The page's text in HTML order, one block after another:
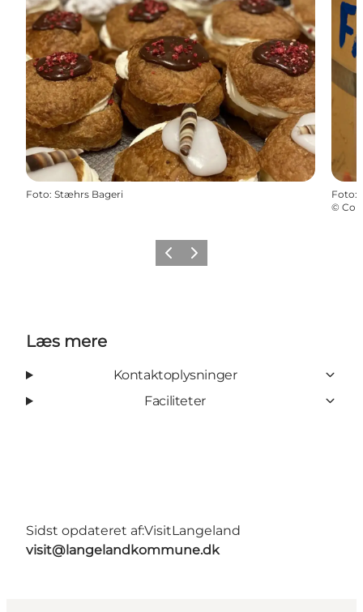
Foto: Stæhrs Bageri Foto:
©
ForrigeNæste
Læs mere
Kontaktoplysninger
Faciliteter
Sidst opdateret af:VisitLangeland
visit@langelandkommune.dk